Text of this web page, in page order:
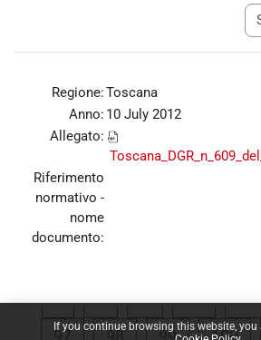
If you continue browsing this website, you
Regione:Toscana
Anno: 10 July 2012
Allegato:
Riferimento
normativo -
nome
documento:
« 1 … 93 94
97Page 97
98Page 98
99Page 99
100